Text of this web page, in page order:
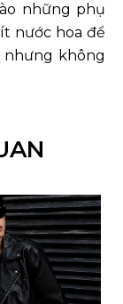
những phụ
nước hoa để
nhưng không